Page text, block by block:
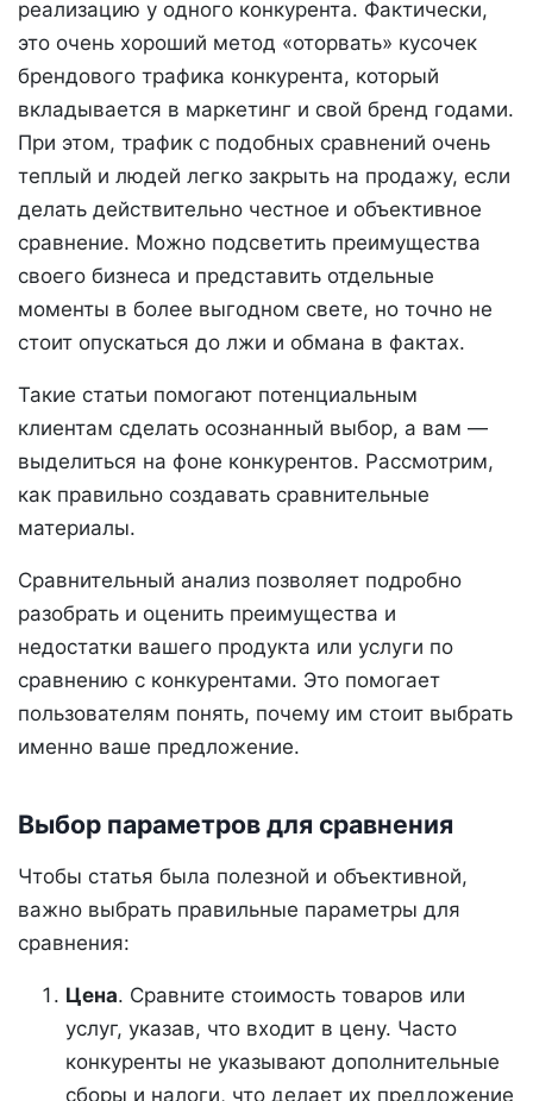
реализацию у одного конкурента. Фактически,
это очень хороший метод «оторвать» кусочек
брендового трафика конкурента, который
вкладывается в маркетинг и свой бренд годами.
При этом, трафик с подобных сравнений очень
теплый и людей легко закрыть на продажу, если
делать действительно честное и объективное
сравнение. Можно подсветить преимущества
своего бизнеса и представить отдельные
моменты в более выгодном свете, но точно не
стоит опускаться до лжи и обмана в фактах.
Такие статьи помогают потенциальным
клиентам сделать осознанный выбор, а вам —
выделиться на фоне конкурентов. Рассмотрим,
как правильно создавать сравнительные
материалы.
Сравнительный анализ позволяет подробно
разобрать и оценить преимущества и
недостатки вашего продукта или услуги по
сравнению с конкурентами. Это помогает
пользователям понять, почему им стоит выбрать
именно ваше предложение.
Выбор параметров для сравнения
Чтобы статья была полезной и объективной,
важно выбрать правильные параметры для
сравнения:
Цена. Сравните стоимость товаров или
услуг, указав, что входит в цену. Часто
конкуренты не указывают дополнительные
сборы и налоги, что делает их предложение